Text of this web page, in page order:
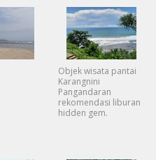
Objek wisata pantai
Karangnini
Pangandaran
rekomendasi liburan
hidden gem.